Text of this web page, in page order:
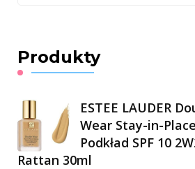
Produkty
ESTEE LAUDER
Wear Stay-in-Place
Podkład SPF 10
Rattan 30ml